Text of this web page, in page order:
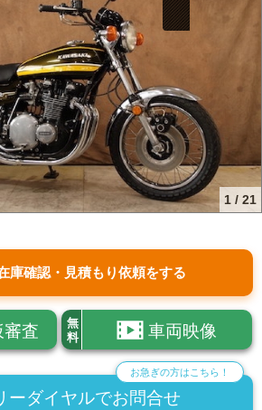
1 / 21
庫確認・見積もり依頼をする
審査
無
料
車両映像
ーダイヤルでお問合せ
お急ぎの方はこちら！